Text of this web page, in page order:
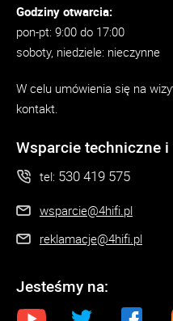
Godziny otwarcia:
pon-pt: 9:00 do 17:00
soboty, niedziele: nieczynne
W celu umówienia się na
kontakt.
Wsparcie techniczne
tel: 530 419 575
wsparcie@4hifi.pl
reklamacje@4hifi.pl
Jesteśmy na: